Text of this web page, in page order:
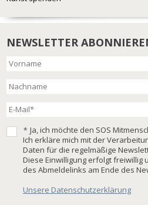
NEWSLETTER
* Ja, ich möchte den SOS
Ich erkläre mich mit der
Daten für die regelmäßige
Diese Einwilligung erfolgt freiwillig
des Abmeldelinks am Ende des
Unsere Datenschutzerklärung